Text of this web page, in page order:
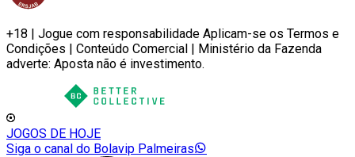
+18 | Jogue com responsabilidade Aplicam-se os Termos e
Condições | Conteúdo Comercial | Ministério da Fazenda
adverte: Aposta não é investimento.
JOGOS DE HOJE
Siga o canal do Bolavip Palmeiras